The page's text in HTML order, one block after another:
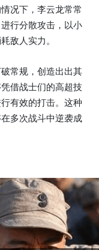
况下，李云龙常常
行分散攻击，以小
敌人实力。
常规，创造出出其
借战士们的高超技
有效的打击。这种
多次战斗中逆袭成